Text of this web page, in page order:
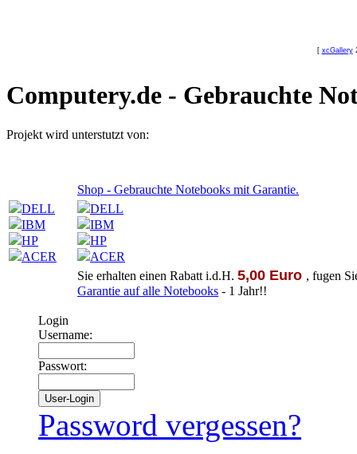
[ xcGallery
Computery.de - Gebrauchte
Projekt wird unterstutzt von:
Shop - Gebrauchte Notebooks mit Garantie.
DELL
IBM
HP
ACER
DELL
IBM
HP
ACER
Sie erhalten einen Rabatt i.d.H. 5,00 Euro , fugen
Garantie auf alle Notebooks - 1 Jahr!!
Login
Username:
Passwort:
Password vergessen?